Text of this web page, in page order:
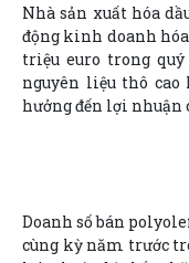
Nhà sản xuất hóa
động kinh doanh hóa
triệu euro trong
nguyên liệu thô
hưởng đến lợi nhuận
Doanh số bán
cùng kỳ năm trước